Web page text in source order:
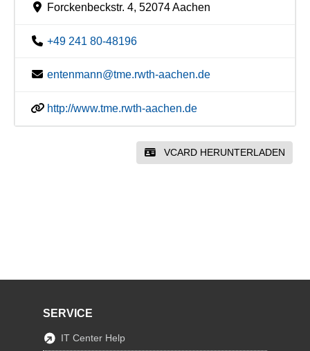
Forckenbeckstr. 4, 52074 Aachen
+49 241 80-48196
entenmann@tme.rwth-aachen.de
http://www.tme.rwth-aachen.de
VCARD HERUNTERLADEN
SERVICE
IT Center Help